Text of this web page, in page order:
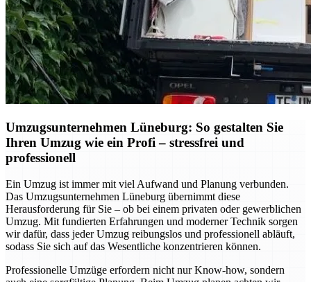
Umzugsunternehmen Lüneburg: So gestalten Sie
Ihren Umzug wie ein Profi – stressfrei und
professionell
Ein Umzug ist immer mit viel Aufwand und Planung verbunden.
Das Umzugsunternehmen Lüneburg übernimmt diese
Herausforderung für Sie – ob bei einem privaten oder gewerblichen
Umzug. Mit fundierten Erfahrungen und moderner Technik sorgen
wir dafür, dass jeder Umzug reibungslos und professionell abläuft,
sodass Sie sich auf das Wesentliche konzentrieren können.
Professionelle Umzüge erfordern nicht nur Know-how, sondern